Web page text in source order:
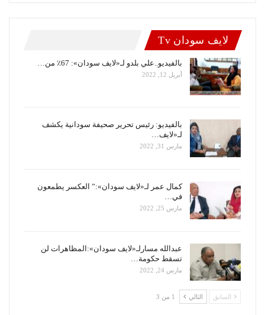
لايف سودان Tv
بالفيديو..علي بلدو لـ«لايف سودان»: 67٪ من…
أبريل 12, 2022
بالفيديو: رئيس تحرير صحيفة سودانية يكشف
لـ«لايف…
مارس 31, 2022
كمال عمر لـ«لايف سودان»:” العكسر يطمعون
في…
مارس 25, 2022
عبدالله مسارلـ«لايف سودان»:المظاهرات لن
تسقط حكومة…
مارس 24, 2022
السابق التالي 1 من 3